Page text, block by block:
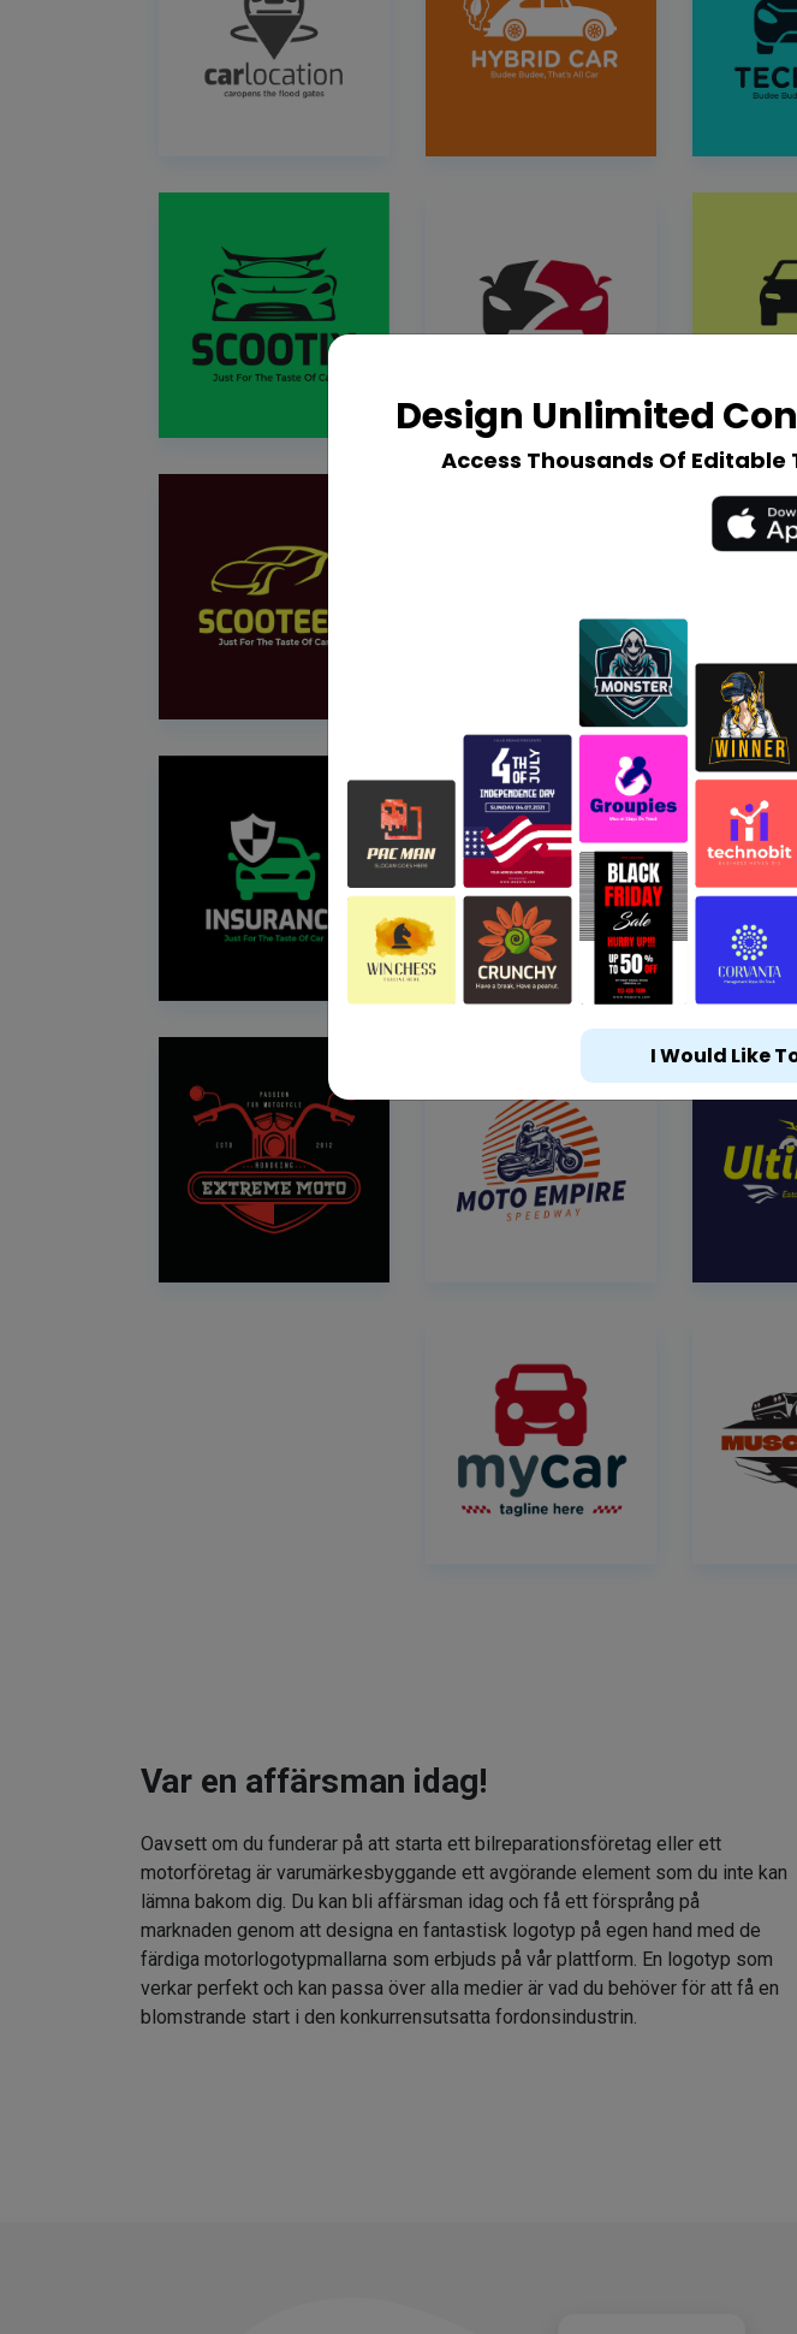
Var en affärsman idag!
Oavsett om du funderar på att starta ett bilreparationsföretag eller ett
motorföretag är varumärkesbyggande ett avgörande element som du inte kan
lämna bakom dig. Du kan bli affärsman idag och få ett försprång på
marknaden genom att designa en fantastisk logotyp på egen hand med de
färdiga motorlogotypmallarna som erbjuds på vår plattform. En logotyp som
verkar perfekt och kan passa över alla medier är vad du behöver för att få en
blomstrande start i den konkurrensutsatta fordonsindustrin.
Design Unlimited
Access Thousands Of Editable
I Would Like